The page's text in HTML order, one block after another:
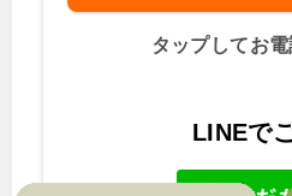
タップしてお
LINEで